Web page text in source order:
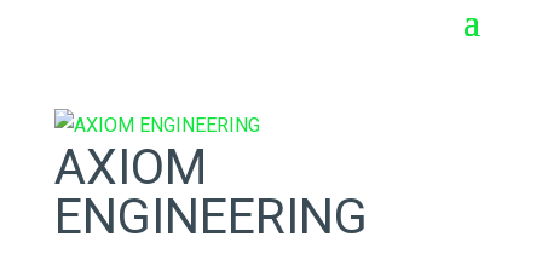
AXIOM
ENGINEERING